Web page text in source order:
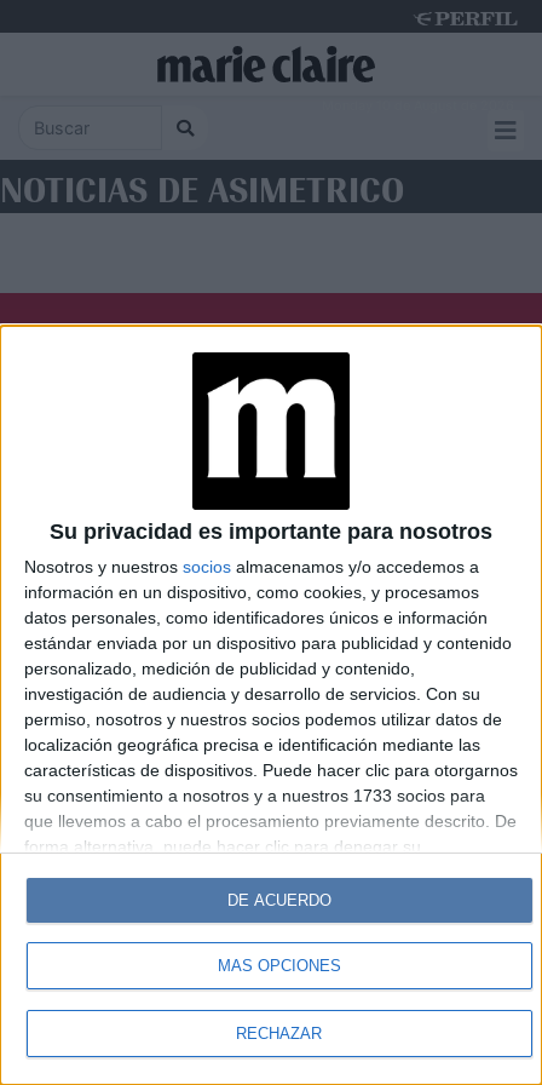
Su privacidad es importante para nosotros
Nosotros y nuestros socios almacenamos y/o accedemos a
información en un dispositivo, como cookies, y procesamos
datos personales, como identificadores únicos e información
estándar enviada por un dispositivo para publicidad y contenido
personalizado, medición de publicidad y contenido,
investigación de audiencia y desarrollo de servicios. Con su
permiso, nosotros y nuestros socios podemos utilizar datos de
localización geográfica precisa e identificación mediante las
características de dispositivos. Puede hacer clic para otorgarnos
su consentimiento a nosotros y a nuestros 1733 socios para
que llevemos a cabo el procesamiento previamente descrito. De
forma alternativa, puede hacer clic para denegar su
cambiar sus preferencias antes de otorgar su consentimiento.
Tenga en cuenta que algún procesamiento de sus datos
personales puede no requerir de su consentimiento, pero usted
tiene el derecho de rechazar tal procesamiento. Sus
sus preferencias o retirar su consentimiento en cualquier
MÁS OPCIONES
RECHAZAR
DE ACUERDO
NOTICIAS DE ASIMETRICO
Caras Noticias
Weekend Parabrisas
Look
Luz Mía Lunateen Break BATimes
© Perfil.com 2006-2019 - Todos los derechos reservados
Registro de Propiedad Intelectual: Nro. 5346433